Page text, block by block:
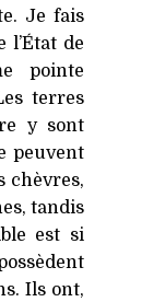
Je fais
l’État de
pointe
terres
y sont
peuvent
chèvres,
tandis
est si
Ils ont,